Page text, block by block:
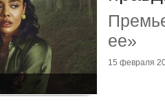
ее»
15 февраля